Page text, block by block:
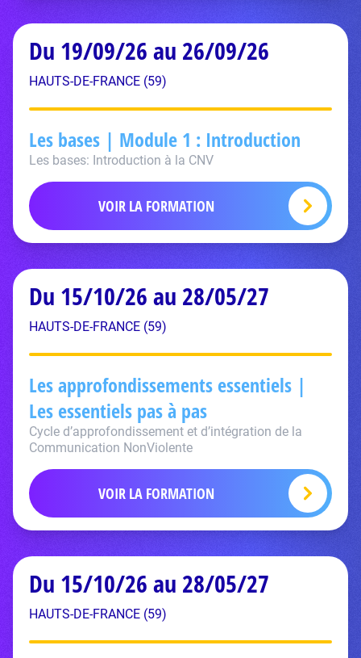
Du 19/09/26 au 26/09/26
HAUTS-DE-FRANCE (59)
Les bases | Module 1 : Introduction
Les bases: Introduction à la CNV
VOIR LA FORMATION
Du 15/10/26 au 28/05/27
HAUTS-DE-FRANCE (59)
Les approfondissements essentiels |
Les essentiels pas à pas
Cycle d’approfondissement et d’intégration de la
Communication NonViolente
VOIR LA FORMATION
Du 15/10/26 au 28/05/27
HAUTS-DE-FRANCE (59)